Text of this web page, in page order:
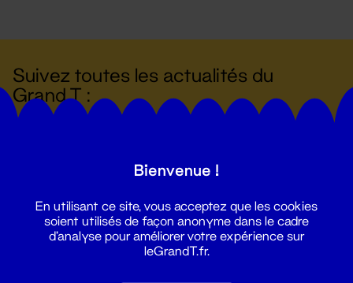
Suivez toutes les actualités du
Grand T :
Bienvenue !
En utilisant ce site, vous acceptez que les cookies
soient utilisés de façon anonyme dans le cadre
d'analyse pour améliorer votre expérience sur
leGrandT.fr.